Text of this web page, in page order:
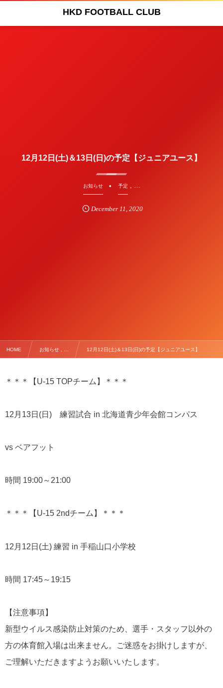
HKD FOOTBALL CLUB
12月12日(土)＆13日(日)の予定【ジュニアユース】
お知らせ 予定
December 11 2020
HOME お知らせ , … 12月12日(土)＆13日(日)の予定【ジュニアユース】
＊＊＊【U-15 TOPチーム】＊＊＊
12月13日(日) 練習試合 in 北海道青少年会館コンパス
vs ベアフット
時間 19:00～21:00
＊＊＊【U-15 2ndチーム】＊＊＊
12月12日(土) 練習 in 手稲山口小学校
時間 17:45～19:15
【注意事項】
新型ウイルス感染防止対策のため、選手・ スタッフ以外の
方の体育館入場は出来ません。ご迷惑をお掛けしますが、
ご理解いただきますようお願いいたします。